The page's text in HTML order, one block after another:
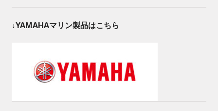
↓YAMAHAマリン製品はこちら